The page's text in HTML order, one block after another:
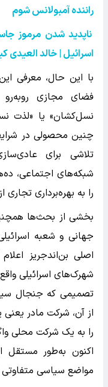
راننده آمبولانس شوم
ناپدید شدن مرموز
اسرائیل | خالد
با این حال، معرفی
فضای مجازی
نسل‌کشان» یا «لذت
چنین محصولی در
تلاشی برای
شبکه‌های اجتماعی،
را به بهره‌برداری
بخشی از بحث‌ها
اصلی بن‌اندجریز
شهرک‌های اسرائیلی
تصمیمی که جنجال
از آن، شرکت مادر یعنی
را به یک شرکت محلی
اکنون به‌طور مستقل
مواضع سیاسی متفاوتی